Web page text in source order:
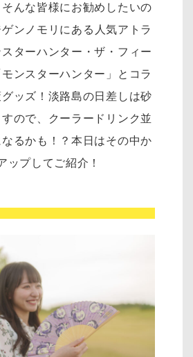
んな皆様にお勧めしたいの
ンノモリにある人気アトラ
ターハンター・ザ・フィー
ンスターハンター」とコラ
ッズ！淡路島の日差しは砂
ので、クーラードリンク並
るかも！？本日はその中か
ップしてご紹介！